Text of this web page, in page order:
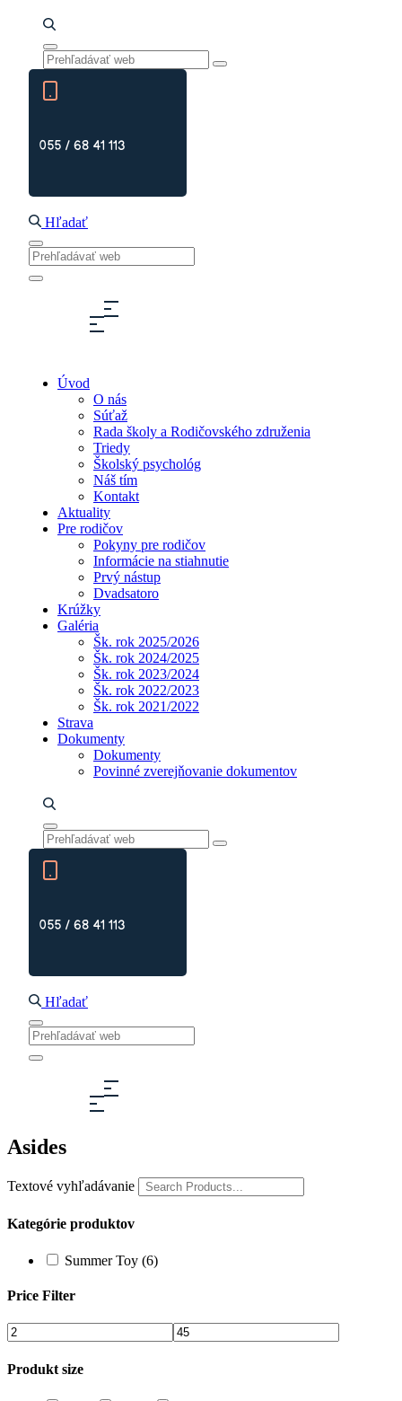
055 / 68 41 113
Hľadať
Úvod
O nás
Súťaž
Rada školy a Rodičovského združenia
Triedy
Školský psychológ
Náš tím
Kontakt
Aktuality
Pre rodičov
Pokyny pre rodičov
Informácie na stiahnutie
Prvý nástup
Dvadsatoro
Krúžky
Galéria
Šk. rok 2025/2026
Šk. rok 2024/2025
Šk. rok 2023/2024
Šk. rok 2022/2023
Šk. rok 2021/2022
Strava
Dokumenty
Dokumenty
Povinné zverejňovanie dokumentov
055 / 68 41 113
Hľadať
Asides
Textové vyhľadávanie
Kategórie produktov
Summer Toy (6)
Price Filter
Produkt size